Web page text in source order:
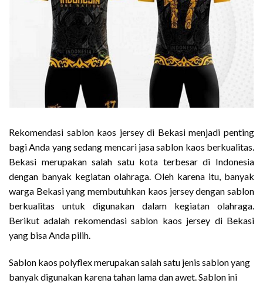
Rekomendasi sablon kaos jersey di Bekasi menjadi penting
bagi Anda yang sedang mencari jasa sablon kaos berkualitas.
Bekasi merupakan salah satu kota terbesar di Indonesia
dengan banyak kegiatan olahraga. Oleh karena itu, banyak
warga Bekasi yang membutuhkan kaos jersey dengan sablon
berkualitas untuk digunakan dalam kegiatan olahraga.
Berikut adalah rekomendasi sablon kaos jersey di Bekasi
yang bisa Anda pilih.
Sablon kaos polyflex merupakan salah satu jenis sablon yang
banyak digunakan karena tahan lama dan awet. Sablon ini